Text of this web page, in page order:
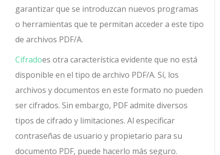
garantizar que se introduzcan nuevos programas
o herramientas que te permitan acceder a este tipo
de archivos PDF/A.
Cifradoes otra característica evidente que no está
disponible en el tipo de archivo PDF/A. Sí, los
archivos y documentos en este formato no pueden
ser cifrados. Sin embargo, PDF admite diversos
tipos de cifrado y limitaciones. Al especificar
contraseñas de usuario y propietario para su
documento PDF, puede hacerlo más seguro.